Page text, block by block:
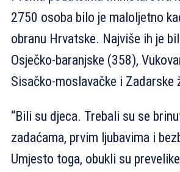
2750 osoba bilo je maloljetno
obranu Hrvatske. Najviše ih je
Osječko-baranjske (358),
Sisačko-moslavačke i Zadarske
“Bili su djeca. Trebali su se
zadaćama, prvim ljubavima i
Umjesto toga, obukli su